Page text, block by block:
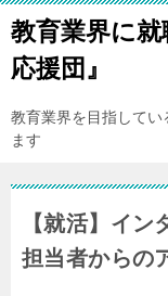
教育業界に
応援団』
教育業界を目指して
ます
【就活】イ
担当者からの